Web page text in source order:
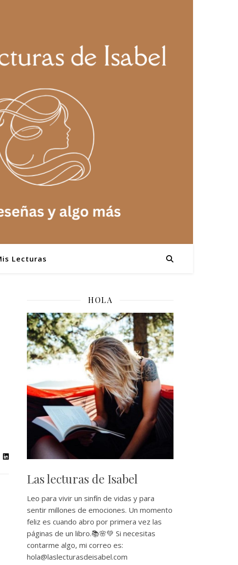
Lecturas
HOLA
Las lecturas de Isabel
Leo para vivir un sinfín de vidas y para
sentir millones de emociones. Un momento
feliz es cuando abro por primera vez las
páginas de un libro.📚🌸💚 Si necesitas
contarme algo, mi correo es:
hola@laslecturasdeisabel.com